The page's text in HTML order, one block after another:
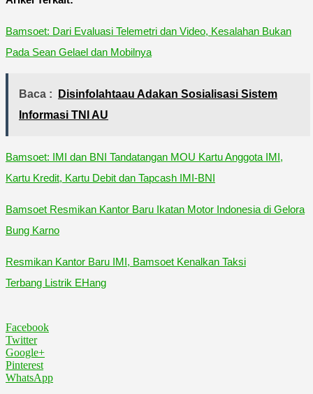
Bamsoet: Dari Evaluasi Telemetri dan Video, Kesalahan Bukan
Pada Sean Gelael dan Mobilnya
Baca :
Disinfolahtaau Adakan Sosialisasi Sistem
Informasi TNI AU
Bamsoet: IMI dan BNI Tandatangan MOU Kartu Anggota IMI,
Kartu Kredit, Kartu Debit dan Tapcash IMI-BNI
Bamsoet Resmikan Kantor Baru Ikatan Motor Indonesia di Gelora
Bung Karno
Resmikan Kantor Baru IMI, Bamsoet Kenalkan Taksi
Terbang Listrik EHang
Facebook
Twitter
Google+
Pinterest
WhatsApp